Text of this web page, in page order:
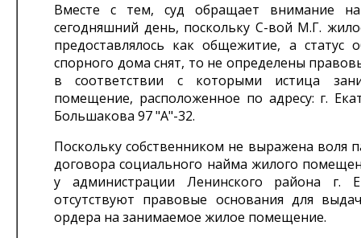
Вместе с тем, суд обращает внимание
сегодняшний день, поскольку С-вой М.Г.
предоставлялось как общежитие, а статус
спорного дома снят, то не определены
в соответствии с которыми истица
помещение, расположенное по адресу: г.
Большакова 97 "А"-32.
Поскольку собственником не выражена воля
договора социального найма жилого
у администрации Ленинского района г.
отсутствуют правовые основания для
ордера на занимаемое жилое помещение.